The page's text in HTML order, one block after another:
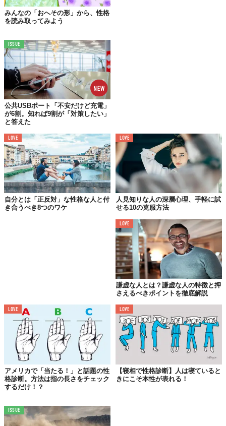
輝いていること。つまり「生まれつきの純真さ」という意味を持
っています。
天真爛漫は良いのか？悪いのか？
天真爛漫という言葉は基本的にポジティブな意味を持っていま
す。もちろん皮肉で「あなたは天真爛漫な人だね」と使う人もい
るかもしれませんが、それは「あなたはいい人だね」という嫌味
と一緒で、使う人によって意味は変わるでしょう。しかし本来の
使い方としては、前述したように性根の素直さを褒めるための言
葉です。そのため、会話上で表現の含みがある場合はあるもの
の、天真爛漫は良い言葉と言えます。
天真爛漫と無神経の違い
大人に対して「天真爛漫」と使うことはあまり多くありません。
場合によっては無神経だという皮肉と捉える人もいます。しか
し、天真爛漫と無神経は違います。鈍感だったり、他人の迷惑を
考えない人のことを「無神経な人」と言います。対して「天真爛
漫な人」は、気遣いがない人ではなく物事を素直に受け取れる、
みんなの「おへその形」から、性格
を読み取ってみよう
ISSUE
公共USBポート「不安だけど充電」
が6割。知れば9割が「対策したい」
と答えた
LOVE
自分とは「正反対」な性格な人と付
き合うべき8つのワケ
LOVE
人見知りな人の深層心理、手軽に試
せる10の克服方法
LOVE
謙虚な人とは？謙虚な人の特徴と押
さえるべきポイントを徹底解説
LOVE
アメリカで「当たる！」と話題の性
格診断。方法は指の長さをチェック
するだけ！？
LOVE
【寝相で性格診断】人は寝ていると
きにこそ本性が表れる！
ISSUE